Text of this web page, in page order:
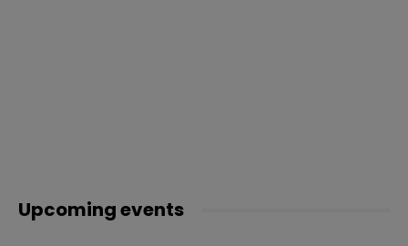
Upcoming events